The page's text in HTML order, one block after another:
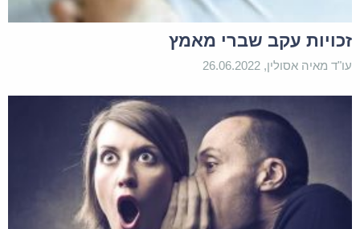
זכויות עקב שברי מאמץ
עו"ד מאיה אסולין, 26.06.2022